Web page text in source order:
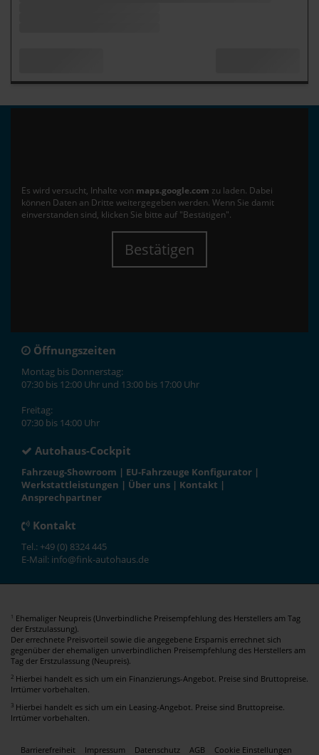
Es wird versucht, Inhalte von maps.google.com zu laden. Dabei
können Daten an Dritte weitergegeben werden. Wenn Sie damit
einverstanden sind, klicken Sie bitte auf "Bestätigen".
Bestätigen
Öffnungszeiten
Montag bis Donnerstag:
07:30 bis 12:00 Uhr und 13:00 bis 17:00 Uhr
Freitag:
07:30 bis 14:00 Uhr
Autohaus-Cockpit
Fahrzeug-Showroom | EU-Fahrzeuge Konfigurator |
Werkstattleistungen | Über uns | Kontakt |
Ansprechpartner
Kontakt
Tel.: +49 (0) 8324 445
E-Mail: info@fink-autohaus.de
1 Ehemaliger Neupreis (Unverbindliche Preisempfehlung des Herstellers am Tag
der Erstzulassung).
Der errechnete Preisvorteil sowie die angegebene Ersparnis errechnet sich
gegenüber der ehemaligen unverbindlichen Preisempfehlung des Herstellers am
Tag der Erstzulassung (Neupreis).
2 Hierbei handelt es sich um ein Finanzierungs-Angebot. Preise sind Bruttopreise.
Irrtümer vorbehalten.
3 Hierbei handelt es sich um ein Leasing-Angebot. Preise sind Bruttopreise.
Irrtümer vorbehalten.
Barrierefreiheit Impressum Datenschutz AGB Cookie Einstellungen